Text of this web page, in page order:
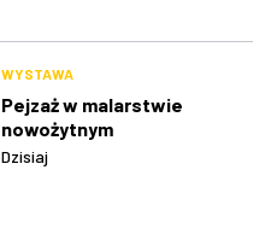
WYSTAWA
Pejzaż w malarstwie
nowożytnym
Dzisiaj